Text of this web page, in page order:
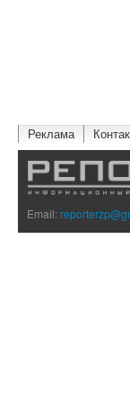
Реклама
Email: